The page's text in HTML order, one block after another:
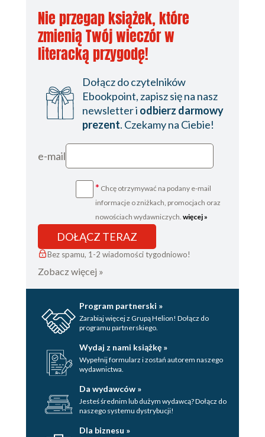
Nie przegap książek, które
zmienią Twój wieczór w
literacką przygodę!
Dołącz do czytelników
Ebookpoint, zapisz się na nasz
newsletter i odbierz darmowy
prezent. Czekamy na Ciebie!
e-mail
* Chcę otrzymywać na podany e-mail
informacje o zniżkach, promocjach oraz
nowościach wydawniczych. więcej »
DOŁĄCZ TERAZ
Bez spamu, 1-2 wiadomości tygodniowo!
Zobacz więcej »
Program partnerski »
Zarabiaj więcej z Grupą Helion! Dołącz do
programu partnerskiego.
Wydaj z nami książkę »
Wypełnij formularz i zostań autorem naszego
wydawnictwa.
Da wydawców »
Jesteś średnim lub dużym wydawcą? Dołącz do
naszego systemu dystrybucji!
Dla biznesu »